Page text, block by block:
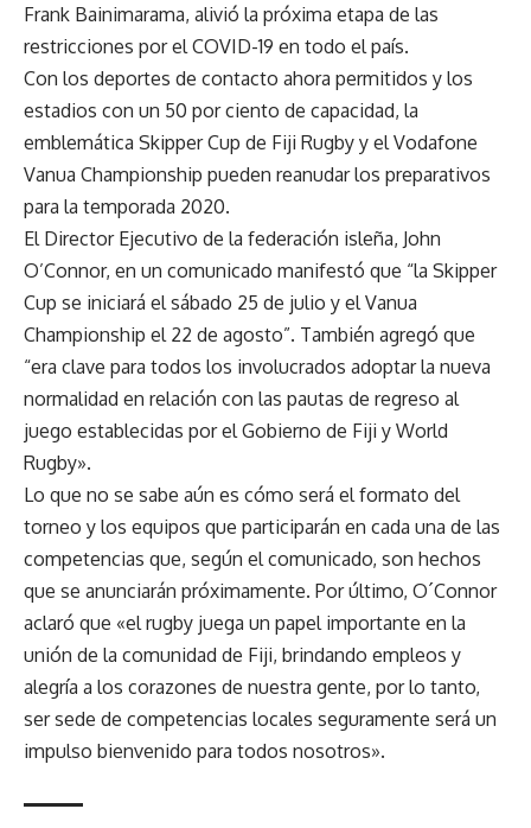
Frank Bainimarama, alivió la próxima etapa de las
restricciones por el COVID-19 en todo el país.
Con los deportes de contacto ahora permitidos y los
estadios con un 50 por ciento de capacidad, la
emblemática Skipper Cup de Fiji Rugby y el Vodafone
Vanua Championship pueden reanudar los preparativos
para la temporada 2020.
El Director Ejecutivo de la federación isleña, John
O’Connor, en un comunicado manifestó que “la Skipper
Cup se iniciará el sábado 25 de julio y el Vanua
Championship el 22 de agosto”. También agregó que
“era clave para todos los involucrados adoptar la nueva
normalidad en relación con las pautas de regreso al
juego establecidas por el Gobierno de Fiji y World
Rugby».
Lo que no se sabe aún es cómo será el formato del
torneo y los equipos que participarán en cada una de las
competencias que, según el comunicado, son hechos
que se anunciarán próximamente. Por último, O´Connor
aclaró que «el rugby juega un papel importante en la
unión de la comunidad de Fiji, brindando empleos y
alegría a los corazones de nuestra gente, por lo tanto,
ser sede de competencias locales seguramente será un
impulso bienvenido para todos nosotros».